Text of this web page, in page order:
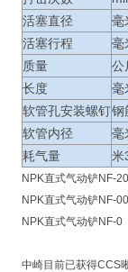
活塞直径
毫
活塞行程
毫
质量
公
长度
毫
软管孔安装螺钉钢
软管内径
毫
耗气量
米
NPK直式气动铲NF-20
NPK直式气动铲NF-
NPK直式气动铲NF-0
中崎目前已获得CCS